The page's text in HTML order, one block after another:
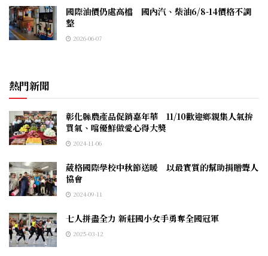
國際油價仍處高檔 國內汽、柴油6/8-14價格不調
整
2026-06-07
熱門新聞
彰化縣農產品促銷嘉年華 11/10歡迎鄉親集人氣拚
買氣、嚐優鮮做愛心得大獎
2024-11-06
葳格國際學校中秋節送暖 以最實質的幫助捐贈聾人
協會
2024-09-11
七人拼盡全力 新莊國小女手勇奪全國冠軍
2025-03-12